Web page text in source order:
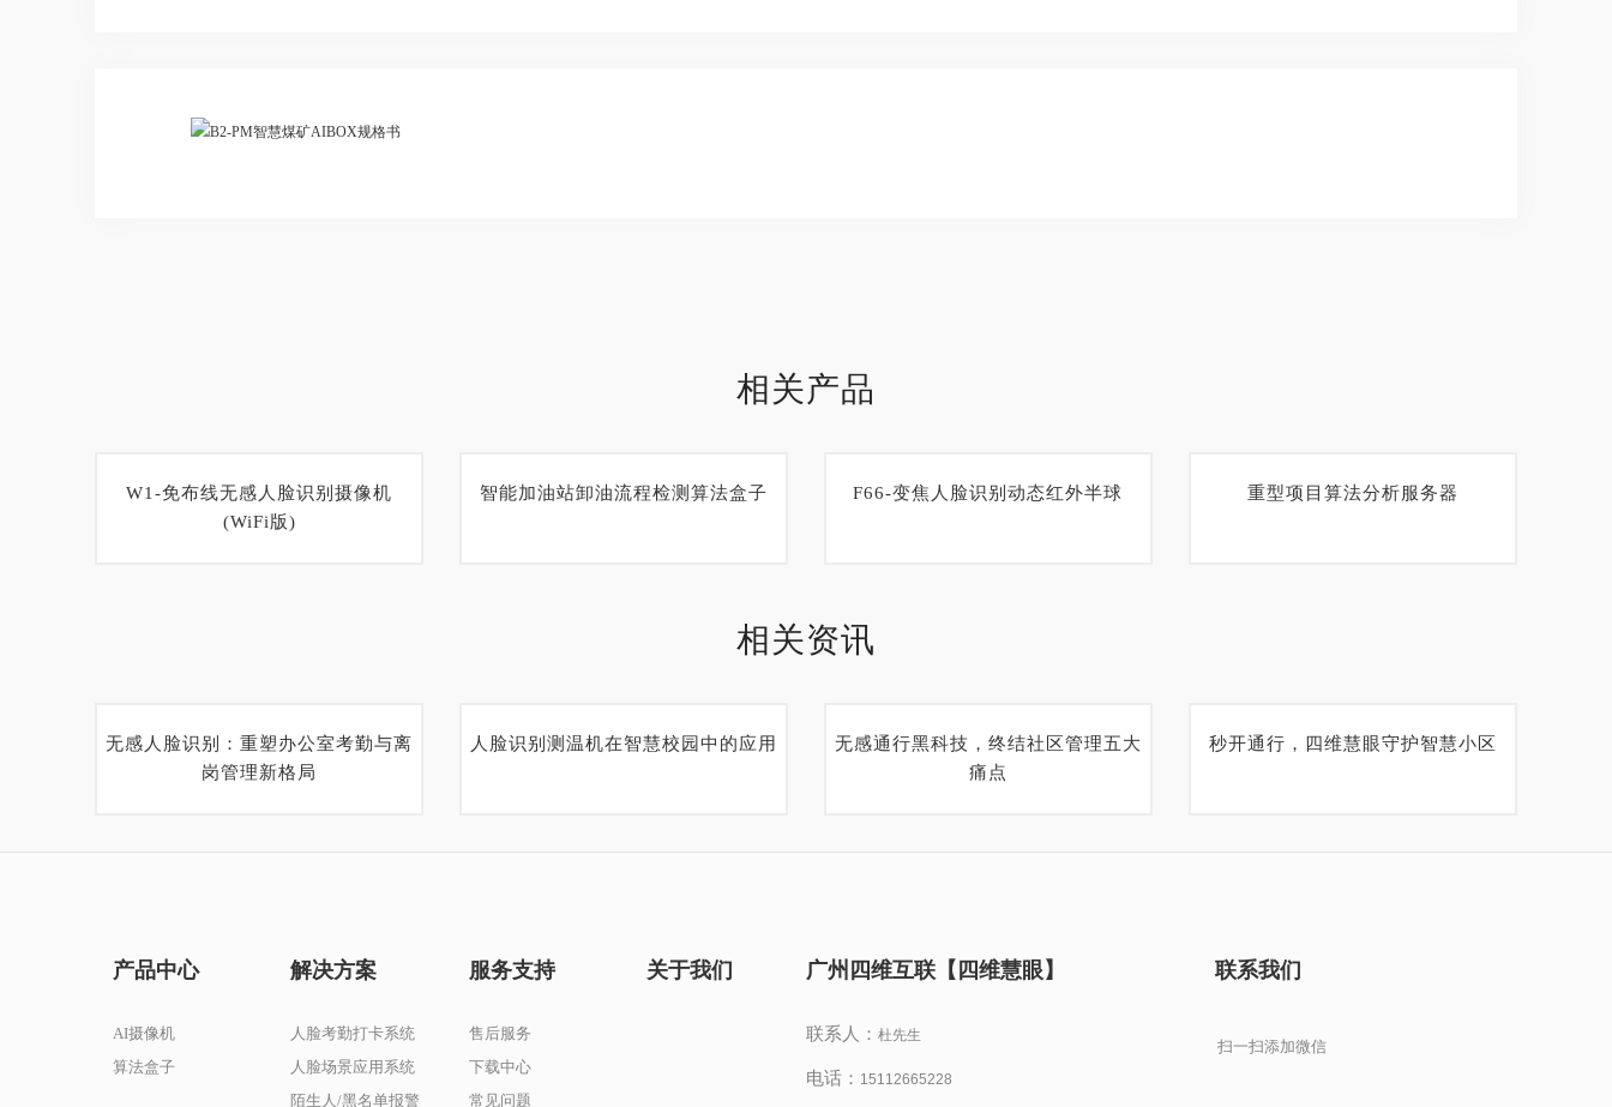
相关产品
W1-免布线无感人脸识别摄像机
(WiFi版)
智能加油站卸油流程检测算法盒子 F66-变焦人脸识别动态红外半球 重型项目算法分析服务器
相关资讯
无感人脸识别：重塑办公室考勤与离
岗管理新格局
人脸识别测温机在智慧校园中的应用
无感通行黑科技，终结社区管理五大
痛点
秒开通行，四维慧眼守护智慧小区
产品中心
AI摄像机
算法盒子
解决方案
人脸考勤打卡系统
人脸场景应用系统
陌生人/黑名单报警
服务支持
售后服务
下载中心
常见问题
关于我们 广州四维互联【四维慧眼】
联系人： 杜先生
电话： 15112665228
联系我们
扫一扫添加微信